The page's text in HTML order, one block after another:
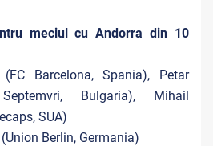
meciul cu Andorra din 10
Barcelona, Spania), Petar
Bulgaria), Mihail
SUA)
Berlin, Germania)